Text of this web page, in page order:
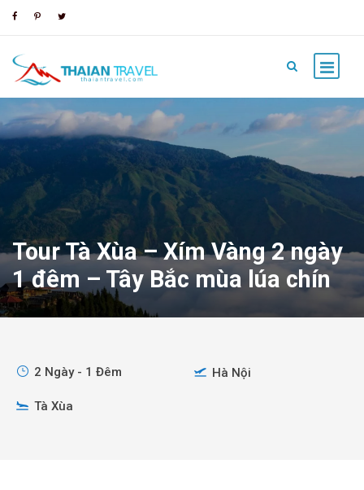
Tour Tà Xùa – Xím Vàng 2 ngày
1 đêm – Tây Bắc mùa lúa chín
2 Ngày - 1 Đêm Hà Nội
Tà Xùa